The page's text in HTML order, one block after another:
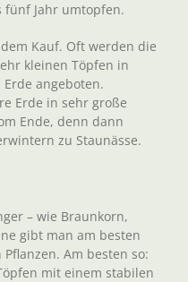
fünf Jahr umtopfen.
Kauf. Oft werden die
kleinen Töpfen in
angeboten.
Erde in sehr große
Ende, denn dann
zu Staunässe.
– wie Braunkorn,
gibt man am besten
Am besten so:
mit einem stabilen